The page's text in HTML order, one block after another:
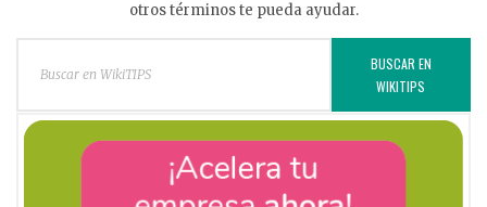
otros términos te pueda ayudar.
BUSCAR EN
WIKITIPS